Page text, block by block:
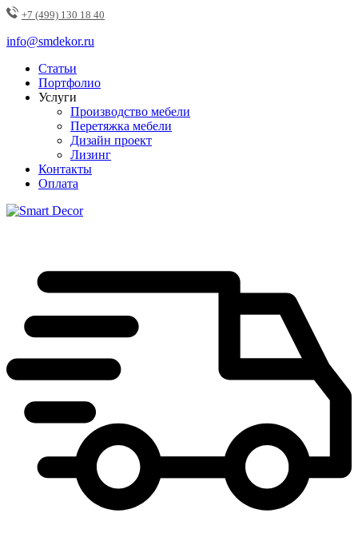
+7 (499) 130 18 40
info@smdekor.ru
Статьи
Портфолио
Услуги
Производство мебели
Перетяжка мебели
Дизайн проект
Лизинг
Контакты
Оплата